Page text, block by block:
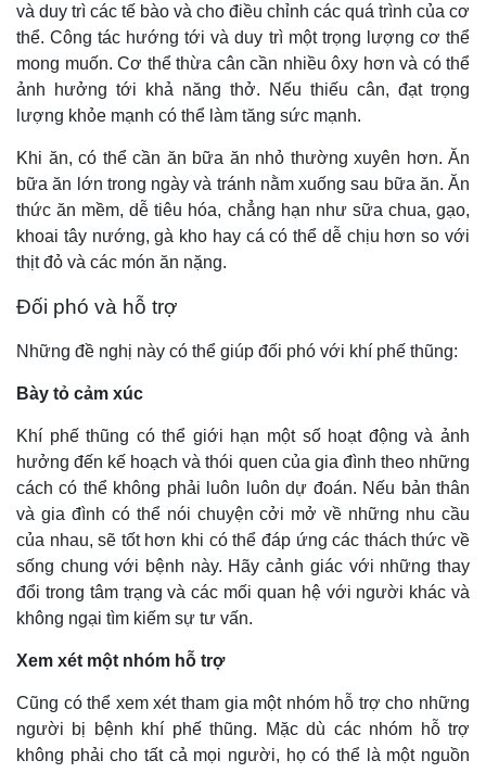
và duy trì các tế bào và cho điều chỉnh các quá trình của cơ
thể. Công tác hướng tới và duy trì một trọng lượng cơ thể
mong muốn. Cơ thể thừa cân cần nhiều ôxy hơn và có thể
ảnh hưởng tới khả năng thở. Nếu thiếu cân, đạt trọng
lượng khỏe mạnh có thể làm tăng sức mạnh.
Khi ăn, có thể cần ăn bữa ăn nhỏ thường xuyên hơn. Ăn
bữa ăn lớn trong ngày và tránh nằm xuống sau bữa ăn. Ăn
thức ăn mềm, dễ tiêu hóa, chẳng hạn như sữa chua, gạo,
khoai tây nướng, gà kho hay cá có thể dễ chịu hơn so với
thịt đỏ và các món ăn nặng.
Đối phó và hỗ trợ
Những đề nghị này có thể giúp đối phó với khí phế thũng:
Bày tỏ cảm xúc
Khí phế thũng có thể giới hạn một số hoạt động và ảnh
hưởng đến kế hoạch và thói quen của gia đình theo những
cách có thể không phải luôn luôn dự đoán. Nếu bản thân
và gia đình có thể nói chuyện cởi mở về những nhu cầu
của nhau, sẽ tốt hơn khi có thể đáp ứng các thách thức về
sống chung với bệnh này. Hãy cảnh giác với những thay
đổi trong tâm trạng và các mối quan hệ với người khác và
không ngại tìm kiếm sự tư vấn.
Xem xét một nhóm hỗ trợ
Cũng có thể xem xét tham gia một nhóm hỗ trợ cho những
người bị bệnh khí phế thũng. Mặc dù các nhóm hỗ trợ
không phải cho tất cả mọi người, họ có thể là một nguồn